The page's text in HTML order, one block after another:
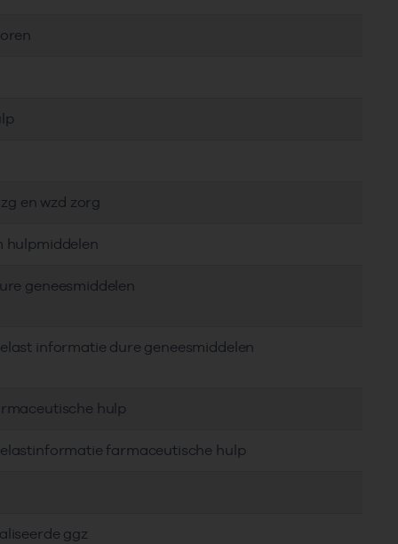
en wzd zorg
hulpmiddelen
geneesmiddelen
informatie dure geneesmiddelen
hulp
farmaceutische hulp
ggz